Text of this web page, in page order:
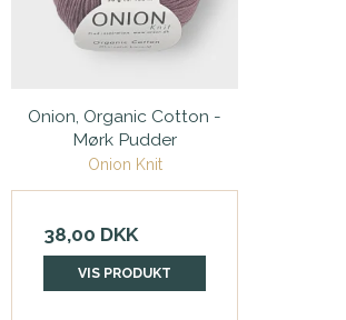
Onion, Organic Cotton -
Mørk Pudder
Onion Knit
38,00 DKK
VIS PRODUKT